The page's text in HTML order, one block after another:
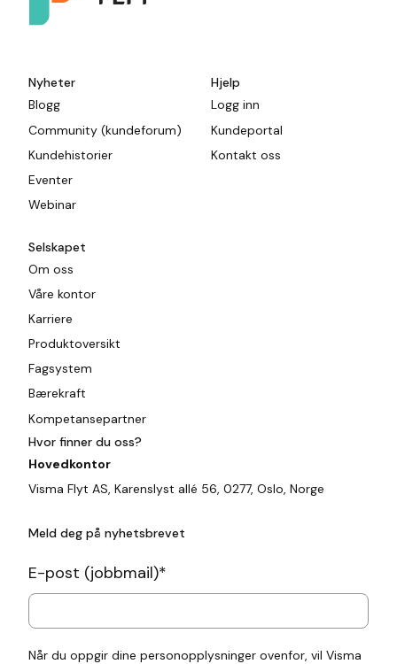
Meld deg på nyhetsbrevet
E-post (jobbmail)*
Når du oppgir dine personopplysninger ovenfor, vil Visma
Nyheter
Blogg
Community (kundeforum)
Kundehistorier
Eventer
Webinar
Hjelp
Logg inn
Kundeportal
Kontakt oss
Selskapet
Om oss
Våre kontor
Karriere
Produktoversikt
Fagsystem
Bærekraft
Kompetansepartner
Hvor finner du oss?
Hovedkontor
Visma Flyt AS, Karenslyst allé 56, 0277, Oslo, Norge